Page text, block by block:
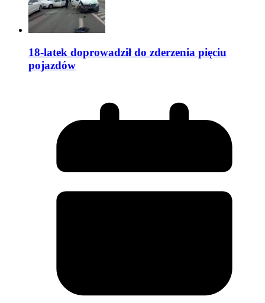
18-latek doprowadził do zderzenia pięciu
pojazdów